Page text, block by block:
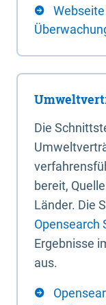
Die
bereit,
Länder. Die
Opensearch
Ergebnisse
aus.